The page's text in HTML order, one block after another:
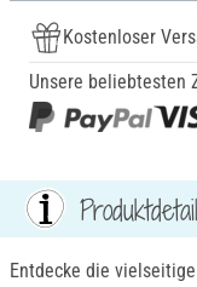
Kostenloser
Unsere beliebtesten
Entdecke die